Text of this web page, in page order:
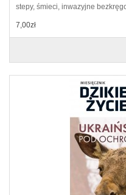
stepy, śmieci, inwazyjne
7,00zł